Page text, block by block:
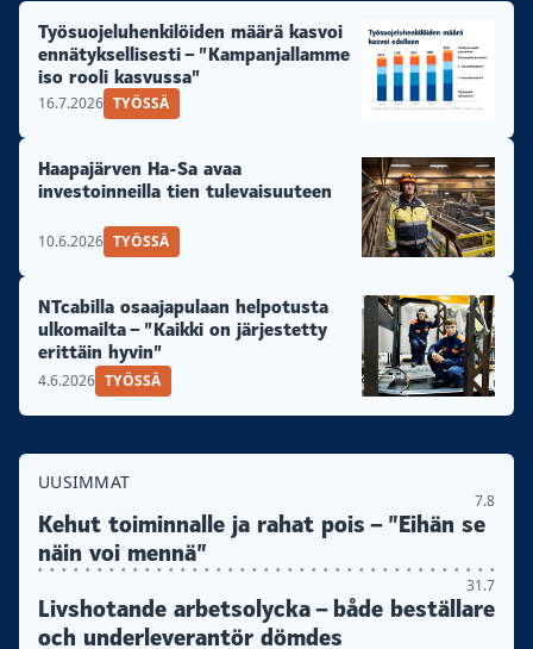
Työsuojeluhenkilöiden määrä kasvoi
ennätyksellisesti – ”Kampanjallamme
iso rooli kasvussa”
16.7.2026 TYÖSSÄ
Haapajärven Ha-Sa avaa
investoinneilla tien tulevaisuuteen
10.6.2026 TYÖSSÄ
NTcabilla osaajapulaan helpotusta
ulkomailta – ”Kaikki on järjestetty
erittäin hyvin”
4.6.2026 TYÖSSÄ
UUSIMMAT
7.8
Kehut toiminnalle ja rahat pois – ”Eihän se
näin voi mennä”
31.7
Livshotande arbetsolycka – både beställare
och underleverantör dömdes